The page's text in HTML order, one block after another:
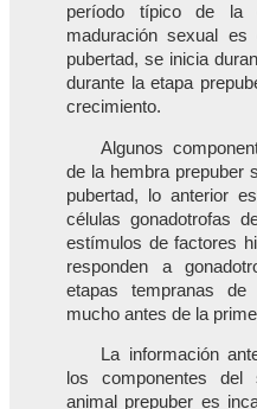
período típico de la
maduración sexual
pubertad, se inicia
durante la etapa
crecimiento.
Algunos
de la hembra prepuber
pubertad, lo anterior
células gonadotrofas
estímulos de factores
responden a
etapas tempranas
mucho antes de la
La información
los componentes del
animal prepuber es